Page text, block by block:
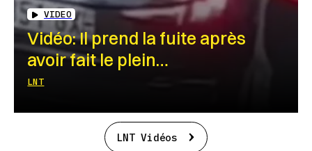
VIDEO
Vidéo: Il prend la fuite après
avoir fait le plein…
LNT
LNT Vidéos